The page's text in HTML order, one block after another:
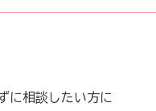
に相談したい方に